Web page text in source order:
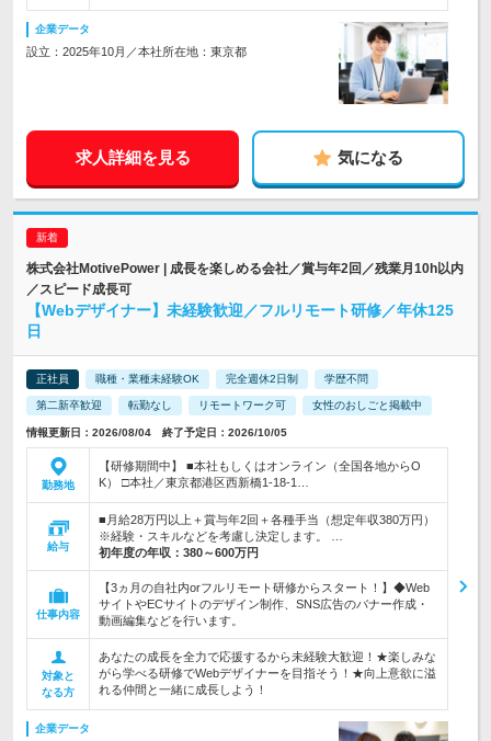
企業データ
設立：2025年10月／本社所在地：東京都
求人詳細を見る 気になる
株式会社MotivePower | 成長を楽しめる会社／賞与年2回／残業月10h以内
／スピード成長可
【Webデザイナー】未経験歓迎／フルリモート研修／年休125
日
正社員 職種・業種未経験OK 完全週休2日制 学歴不問
第二新卒歓迎 転勤なし リモートワーク可 女性のおしごと掲載中
情報更新日：2026/08/04 終了予定日：2026/10/05
勤務地
【研修期間中】 ■本社もしくはオンライン（全国各地からO
K） □本社／東京都港区西新橋1-18-1…
給与
■月給28万円以上＋賞与年2回＋各種手当（想定年収380万円）
※経験・スキルなどを考慮し決定します。 …
初年度の年収： 380～600万円
仕事内容
【3ヵ月の自社内orフルリモート研修からスタート！】◆Web
サイトやECサイトのデザイン制作、SNS広告のバナー作成・
動画編集などを行います。
対象と
なる方
あなたの成長を全力で応援するから未経験大歓迎！★楽しみな
がら学べる研修でWebデザイナーを目指そう！★向上意欲に溢
れる仲間と一緒に成長しよう！
企業データ